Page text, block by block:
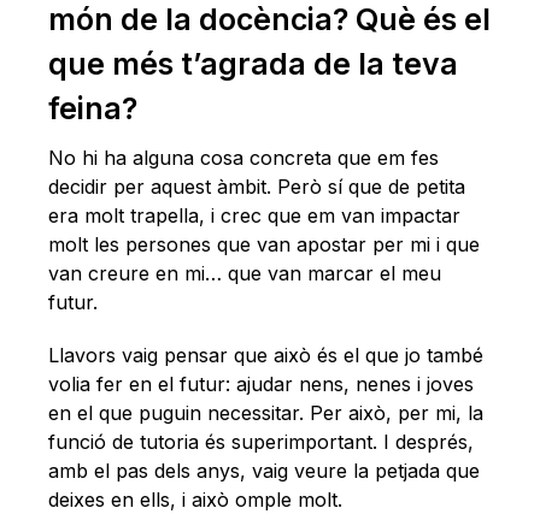
món de la docència? Què és el
que més t’agrada de la teva
feina?
No hi ha alguna cosa concreta que em fes
decidir per aquest àmbit. Però sí que de petita
era molt trapella, i crec que em van impactar
molt les persones que van apostar per mi i que
van creure en mi… que van marcar el meu
futur.
Llavors vaig pensar que això és el que jo també
volia fer en el futur: ajudar nens, nenes i joves
en el que puguin necessitar. Per això, per mi, la
funció de tutoria és superimportant. I després,
amb el pas dels anys, vaig veure la petjada que
deixes en ells, i això omple molt.